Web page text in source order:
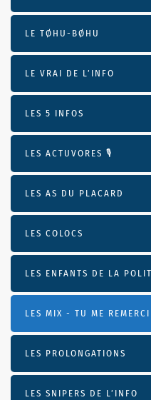
LE TØHU-BØHU
LE VRAI DE L’INFO
LES 5 INFOS
LES ACTUVORES 🎙
LES AS DU PLACARD
LES COLOCS
LES ENFANTS DE LA
LES MIX - TU ME
LES PROLONGATIONS
LES SNIPERS DE L’INFO